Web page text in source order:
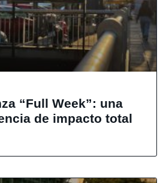
“Full Week”: una
de impacto total